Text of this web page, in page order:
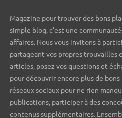
Magazine pour trouver des bons
simple blog, c’est une
affaires. Nous vous invitons à
partageant vos propres trouvailles
articles, posez vos questions et
pour découvrir encore plus de bons
réseaux sociaux pour ne rien
publications, participer à des
contenus supplémentaires.